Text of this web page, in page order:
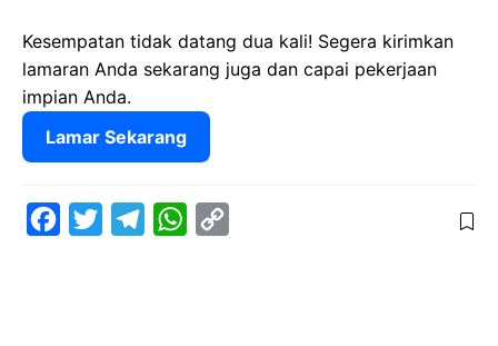
Kesempatan tidak datang dua kali! Segera kirimkan
lamaran Anda sekarang juga dan capai pekerjaan
impian Anda.
Lamar Sekarang
W